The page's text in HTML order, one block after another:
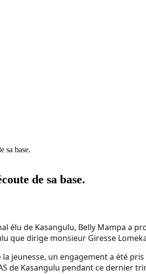
sa base.
de sa base.
élu de Kasangulu, Belly Mampa a
que dirige monsieur Giresse
jeunesse, un engagement a été
Kasangulu pendant ce dernier